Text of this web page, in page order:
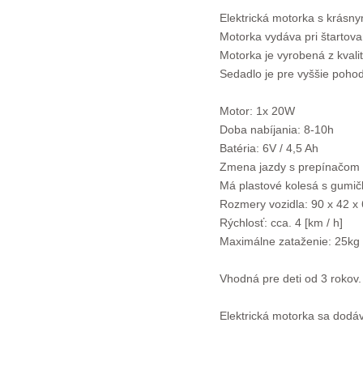
Elektrická motorka s
Motorka vydáva pri
Motorka je vyrobená z
Sedadlo je pre vyššie
Motor: 1x 20W
Doba nabíjania: 8-10h
Batéria: 6V / 4,5 Ah
Zmena jazdy s
Má plastové kolesá s
Rozmery vozidla: 90 x 42 x
Rýchlosť: cca. 4 [km / h]
Maximálne zataženie: 25kg
Vhodná pre deti od 3 rokov.
Elektrická motorka sa